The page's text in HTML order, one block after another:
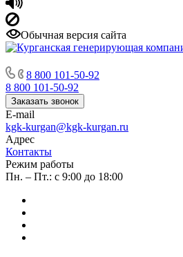
Обычная версия сайта
8 800 101-50-92
8 800 101-50-92
Заказать звонок
E-mail
kgk-kurgan@kgk-kurgan.ru
Адрес
Контакты
Режим работы
Пн. – Пт.: с 9:00 до 18:00